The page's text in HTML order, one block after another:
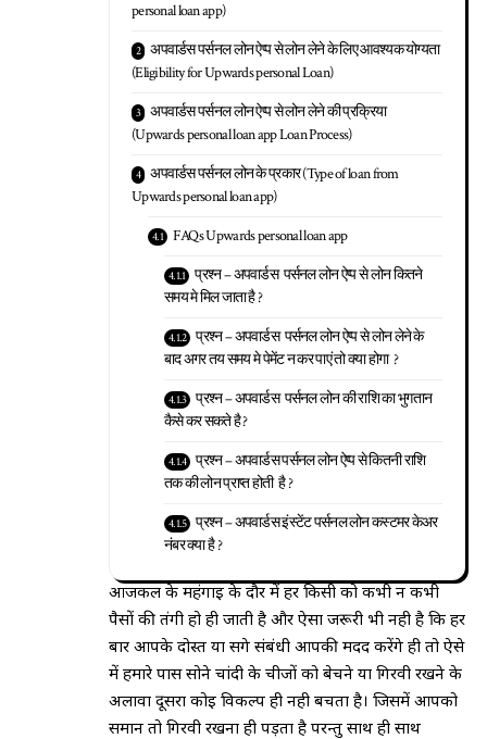
personal loan app)
अपवार्डस पर्सनल लोन ऐप्प से लोन लेने के लिए आवश्यक योग्यता
(Eligibility for Upwards personal Loan)
अपवार्डस पर्सनल लोन ऐप्प से लोन लेने की प्रक्रिया
(Upwards personal loan app Loan Process)
अपवार्डस पर्सनल लोन के प्रकार (Type of loan from
Upwards personal loan app)
FAQs Upwards personal loan app
प्रश्न – अपवार्डस पर्सनल लोन ऐप्प से लोन कितने
समय मे मिल जाता है ?
प्रश्न – अपवार्डस पर्सनल लोन ऐप्प से लोन लेने के
बाद अगर तय समय मे पेमेंट न कर पाएं तो क्या होगा ?
प्रश्न – अपवार्डस पर्सनल लोन की राशि का भुगतान
कैसे कर सकते है ?
प्रश्न – अपवार्डस पर्सनल लोन ऐप्प से कितनी राशि
तक की लोन प्राप्त होती है ?
प्रश्न – अपवार्डस इंस्टेंट पर्सनल लोन कस्टमर केअर
नंबर क्या है ?
आजकल के महंगाई के दौर में हर किसी को कभी न कभी
पैसों की तंगी हो ही जाती है और ऐसा जरूरी भी नही है कि हर
बार आपके दोस्त या सगे संबंधी आपकी मदद करेंगे ही तो ऐसे
में हमारे पास सोने चांदी के चीजों को बेचने या गिरवी रखने के
अलावा दूसरा कोई विकल्प ही नही बचता है। जिसमें आपको
समान तो गिरवी रखना ही पड़ता है परन्तु साथ ही साथ